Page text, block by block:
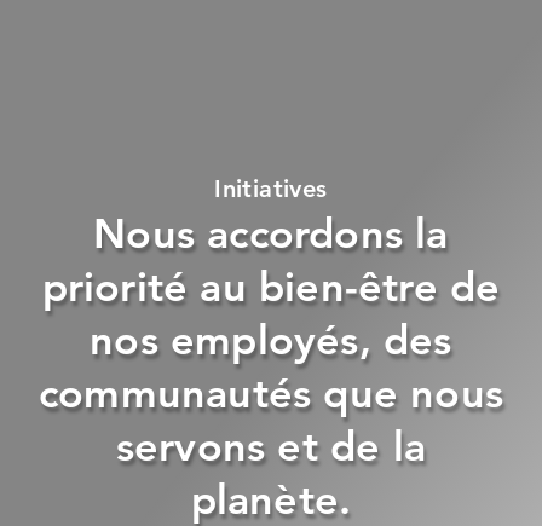
Initiatives
Nous accordons la
priorité au bien-être de
nos employés, des
communautés que nous
servons et de la
planète.